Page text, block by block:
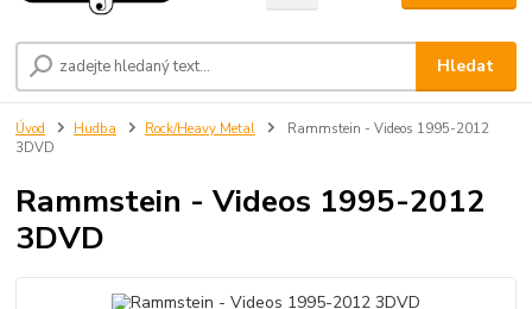
Hledat
Úvod Hudba Rock/Heavy Metal
Rammstein - Videos 1995-2012
3DVD
Rammstein - Videos 1995-2012
3DVD